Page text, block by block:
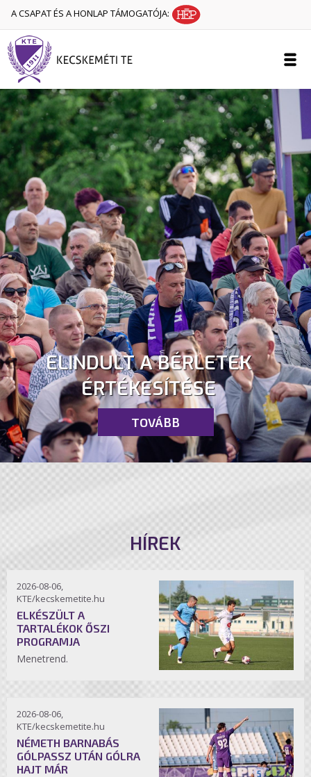
A CSAPAT ÉS A HONLAP TÁMOGATÓJA:
ELINDULT A BÉRLETEK
ÉRTÉKESÍTÉSE
TOVÁBB
HÍREK
2026-08-06,
KTE/kecskemetite.hu
ELKÉSZÜLT A
TARTALÉKOK ŐSZI
PROGRAMJA
Menetrend.
2026-08-06,
KTE/kecskemetite.hu
NÉMETH BARNABÁS
GÓLPASSZ UTÁN GÓLRA
HAJT MÁR